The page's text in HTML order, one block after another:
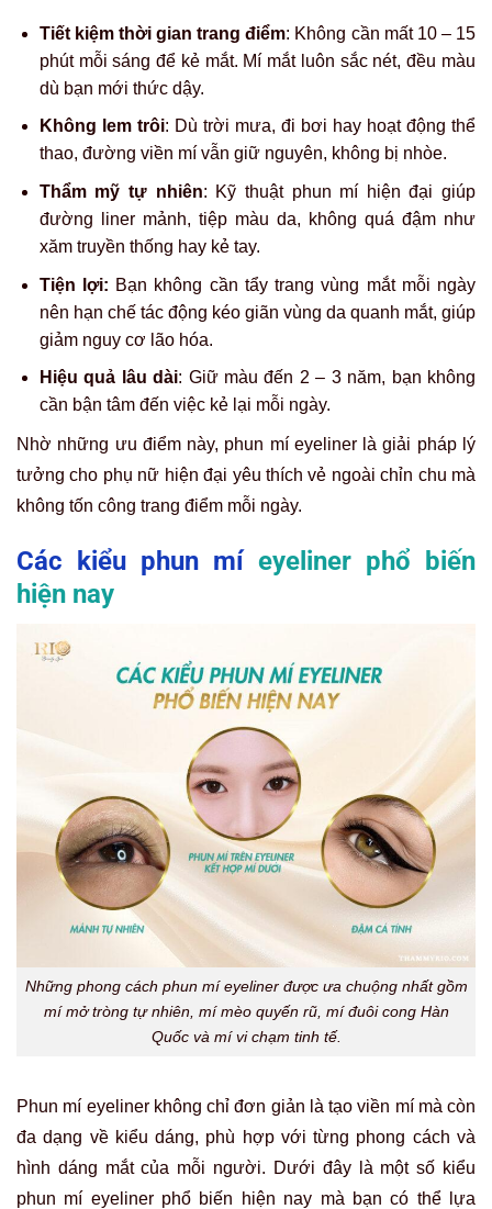
Tiết kiệm thời gian trang điểm: Không cần mất 10 – 15
phút mỗi sáng để kẻ mắt. Mí mắt luôn sắc nét, đều màu
dù bạn mới thức dậy.
Không lem trôi: Dù trời mưa, đi bơi hay hoạt động thể
thao, đường viền mí vẫn giữ nguyên, không bị nhòe.
Thẩm mỹ tự nhiên: Kỹ thuật phun mí hiện đại giúp
đường liner mảnh, tiệp màu da, không quá đậm như
xăm truyền thống hay kẻ tay.
Tiện lợi: Bạn không cần tẩy trang vùng mắt mỗi ngày
nên hạn chế tác động kéo giãn vùng da quanh mắt, giúp
giảm nguy cơ lão hóa.
Hiệu quả lâu dài: Giữ màu đến 2 – 3 năm, bạn không
cần bận tâm đến việc kẻ lại mỗi ngày.
Nhờ những ưu điểm này, phun mí eyeliner là giải pháp lý
tưởng cho phụ nữ hiện đại yêu thích vẻ ngoài chỉn chu mà
không tốn công trang điểm mỗi ngày.
Các kiểu phun míeyeliner phổ biến
hiện nay
Những phong cách phun mí eyeliner được ưa chuộng nhất gồm
mí mở tròng tự nhiên, mí mèo quyến rũ, mí đuôi cong Hàn
Quốc và mí vi chạm tinh tế.
Phun mí eyeliner không chỉ đơn giản là tạo viền mí mà còn
đa dạng về kiểu dáng, phù hợp với từng phong cách và
hình dáng mắt của mỗi người. Dưới đây là một số kiểu
phun mí eyeliner phổ biến hiện nay mà bạn có thể lựa